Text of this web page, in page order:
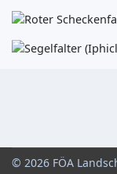
© 2026 FÖA